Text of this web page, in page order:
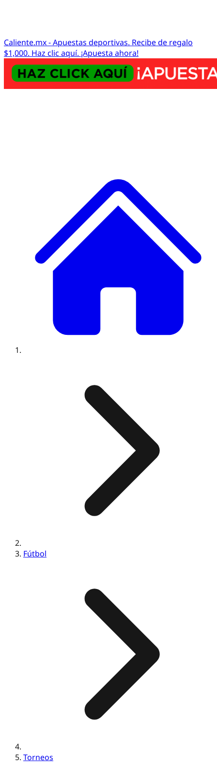
Caliente.mx - Apuestas deportivas. Recibe de regalo
$1,000. Haz clic aquí. ¡Apuesta ahora!
Fútbol
Torneos